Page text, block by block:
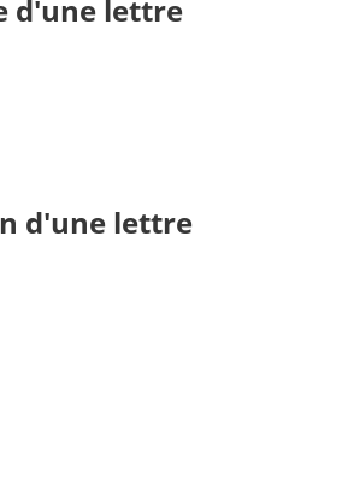
d'une lettre
d'une lettre